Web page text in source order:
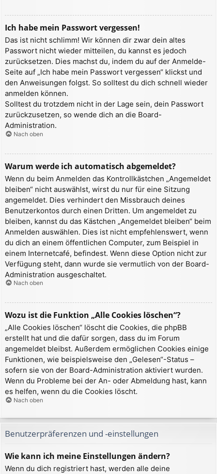
Ich habe mein Passwort vergessen!
Das ist nicht schlimm! Wir können dir zwar dein altes
Passwort nicht wieder mitteilen, du kannst es jedoch
zurücksetzen. Dies machst du, indem du auf der Anmelde-
Seite auf „Ich habe mein Passwort vergessen“ klickst und
den Anweisungen folgst. So solltest du dich schnell wieder
anmelden können.
Solltest du trotzdem nicht in der Lage sein, dein Passwort
zurückzusetzen, so wende dich an die Board-
Administration.
Nach oben
Warum werde ich automatisch abgemeldet?
Wenn du beim Anmelden das Kontrollkästchen „Angemeldet
bleiben“ nicht auswählst, wirst du nur für eine Sitzung
angemeldet. Dies verhindert den Missbrauch deines
Benutzerkontos durch einen Dritten. Um angemeldet zu
bleiben, kannst du das Kästchen „Angemeldet bleiben“ beim
Anmelden auswählen. Dies ist nicht empfehlenswert, wenn
du dich an einem öffentlichen Computer, zum Beispiel in
einem Internetcafé, befindest. Wenn diese Option nicht zur
Verfügung steht, dann wurde sie vermutlich von der Board-
Administration ausgeschaltet.
Nach oben
Wozu ist die Funktion „Alle Cookies löschen“?
„Alle Cookies löschen“ löscht die Cookies, die phpBB
erstellt hat und die dafür sorgen, dass du im Forum
angemeldet bleibst. Außerdem ermöglichen Cookies einige
Funktionen, wie beispielsweise den „Gelesen“-Status –
sofern sie von der Board-Administration aktiviert wurden.
Wenn du Probleme bei der An- oder Abmeldung hast, kann
es helfen, wenn du die Cookies löscht.
Nach oben
Benutzerpräferenzen und -einstellungen
Wie kann ich meine Einstellungen ändern?
Wenn du dich registriert hast, werden alle deine